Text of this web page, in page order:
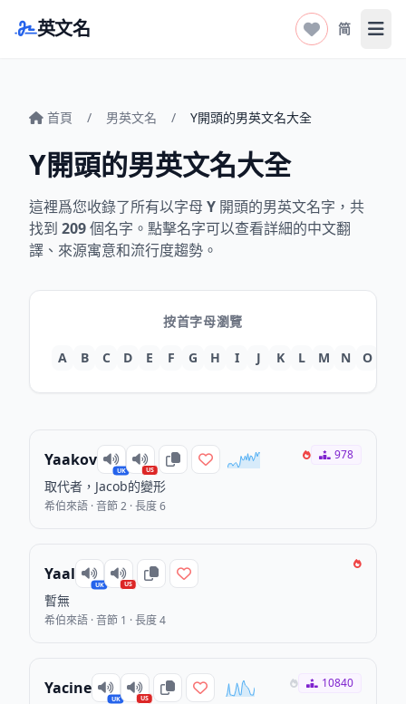
英文名 简 打
首頁 / 男英文名 / Y開頭的男英文名大全
Y開頭的男英文名大全
這裡爲您收錄了所有以字母 Y 開頭的男英文名字，共
找到 209個名字。點擊名字可以查看詳細的中文翻
譯、來源寓意和流行度趨勢。
按首字母瀏覽
A B C D E F G H I J K L M N O
Yaakov
UK US
取代者，Jacob的變形
希伯來語 · 音節 2 · 長度 6
978
Yaal
UK US
暫無
希伯來語 · 音節 1 · 長度 4
Yacine
UK US
10840